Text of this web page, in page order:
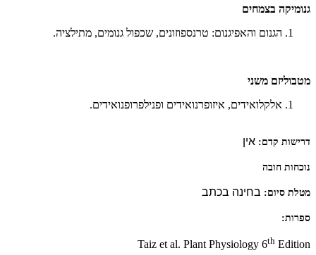
גנומיקה בצמחים
הגנום והאפיגנום: טרנספוזונים, שכפול גנומים, מתילציה.
מטבוליזם משני
אלקלואידים, איזופרנואידים ופנילפרופנואידים.
דרישות קדם: אין
נוכחות חובה
מטלת סיום: בחינה בכתב
ספרות:
Taiz et al. Plant Physiology 6th Edition